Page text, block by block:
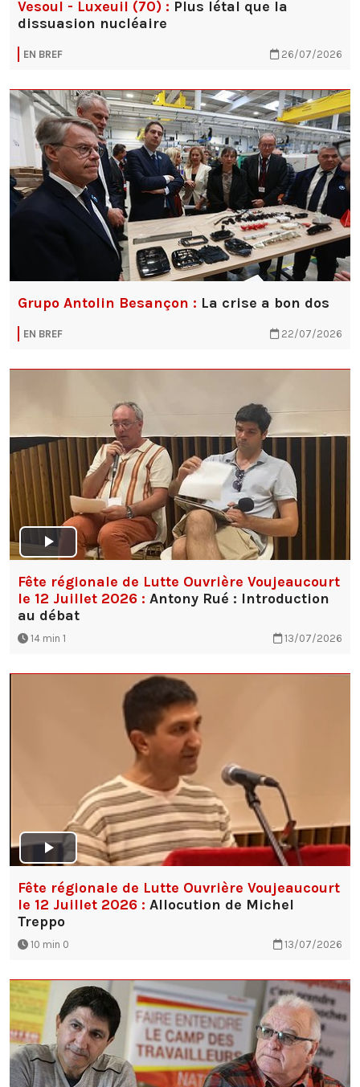
Vesoul - Luxeuil (70) : Plus létal que la
dissuasion nucléaire
EN BREF 26/07/2026
Grupo Antolin Besançon : La crise a bon dos
EN BREF 22/07/2026
Fête régionale de Lutte Ouvrière Voujeaucourt
le 12 Juillet 2026 : Antony Rué : Introduction
au débat
14 min 1 13/07/2026
Fête régionale de Lutte Ouvrière Voujeaucourt
le 12 Juillet 2026 : Allocution de Michel
Treppo
10 min 0 13/07/2026